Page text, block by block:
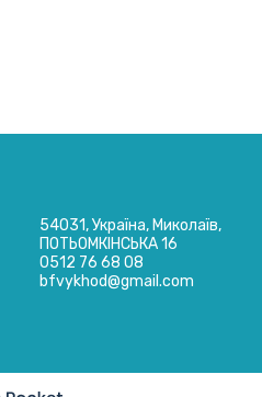
54031, Україна, Миколаїв,
ПОТЬОМКІНСЬКА 16
0512 76 68 08
bfvykhod@gmail.com